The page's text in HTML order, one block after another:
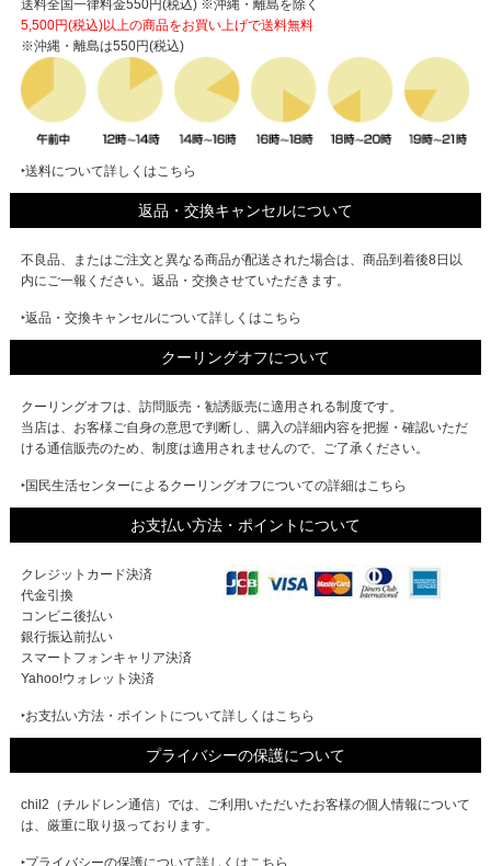
送料全国一律料金550円(税込) ※沖縄・離島を除く
5,500円(税込)以上の商品をお買い上げで送料無料
※沖縄・離島は550円(税込)
‣送料について詳しくはこちら
返品・交換キャンセルについて
不良品、またはご注文と異なる商品が配送された場合は、商品到着後8日以
内にご一報ください。返品・交換させていただきます。
‣返品・交換キャンセルについて詳しくはこちら
クーリングオフについて
クーリングオフは、訪問販売・勧誘販売に適用される制度です。
当店は、お客様ご自身の意思で判断し、購入の詳細内容を把握・確認いただ
ける通信販売のため、制度は適用されませんので、ご了承ください。
‣国民生活センターによるクーリングオフについての詳細はこちら
お支払い方法・ポイントについて
クレジットカード決済
代金引換
コンビニ後払い
銀行振込前払い
スマートフォンキャリア決済
Yahoo!ウォレット決済
‣お支払い方法・ポイントについて詳しくはこちら
プライバシーの保護について
chil2（チルドレン通信）では、ご利用いただいたお客様の個人情報について
は、厳重に取り扱っております。
‣プライバシーの保護について詳しくはこちら